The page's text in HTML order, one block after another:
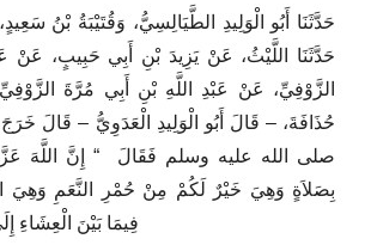
حَدَّثَنَا أَبُو الْوَلِيدِ الطَّيَالِسِيُّ، وَقُتَيْبَةُ بْنُ
حَدَّثَنَا اللَّيْثُ، عَنْ يَزِيدَ بْنِ أَبِي حَبِيبٍ، عَنْ
الزَّوْفِيِّ، عَنْ عَبْدِ اللَّهِ بْنِ أَبِي مُرَّةَ
حُذَافَةَ، – قَالَ أَبُو الْوَلِيدِ الْعَدَوِيُّ – قَالَ
صلى الله عليه وسلم فَقَالَ ‏ “‏ إِنَّ اللَّهَ
بِصَلاَةٍ وَهِيَ خَيْرٌ لَكُمْ مِنْ حُمْرِ النَّعَمِ وَهِيَ
فِيمَا بَيْنَ الْعِشَاءِ